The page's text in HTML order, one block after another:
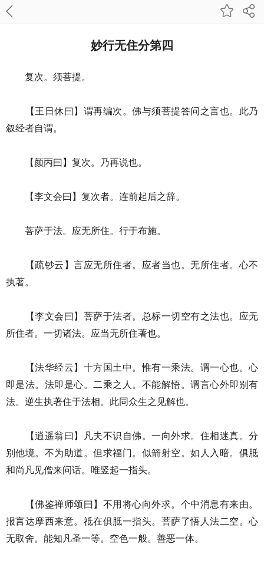
妙行无住分第四
复次。须菩提。
【王日休曰】谓再编次。佛与须菩提答问之言也。此乃
叙经者自谓。
【颜丙曰】复次。乃再说也。
【李文会曰】复次者。连前起后之辞。
菩萨于法。应无所住。行于布施。
【疏钞云】言应无所住者。应者当也。无所住者。心不
执著。
【李文会曰】菩萨于法者。总标一切空有之法也。应无
所住者。一切诸法。应当无所住著也。
【法华经云】十方国土中。惟有一乘法。谓一心也。心
即是法。法即是心。二乘之人。不能解悟。谓言心外即别有
法。逆生执著住于法相。此同众生之见解也。
【逍遥翁曰】凡夫不识自佛。一向外求。住相迷真。分
别他境。不为助道。但求福门。似箭射空。如人入暗。俱胝
和尚凡见僧来问话。唯竖起一指头。
【佛鉴禅师颂曰】不用将心向外求。个中消息有来由。
报言达摩西来意。祗在俱胝一指头。菩萨了悟人法二空。心
无取舍。能知凡圣一等。空色一般。善恶一体。